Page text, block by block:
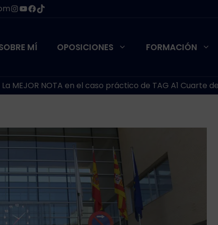
Instagram
YouTube
Facebook
TikTok
MÍ OPOSICIONES FORMACIÓN
MEJOR NOTA en el caso práctico de TAG A1 Cuarte